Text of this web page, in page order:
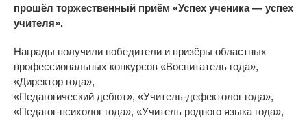
прошёл торжественный приём «Успех ученика — успех
учителя».
Награды получили победители и призёры областных
профессиональных конкурсов «Воспитатель года»,
«Директор года»,
«Педагогический дебют», «Учитель-дефектолог года»,
«Педагог-психолог года», «Учитель родного языка года»,